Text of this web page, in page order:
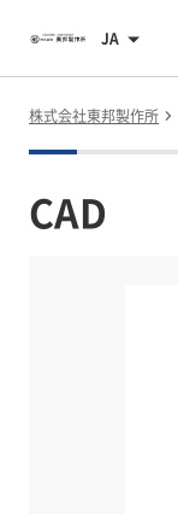
JA
株式会社東邦製作所
CAD